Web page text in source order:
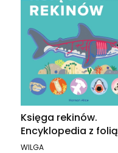
Księga rekinów.
Encyklopedia z folią
PRODUCENT
WILGA